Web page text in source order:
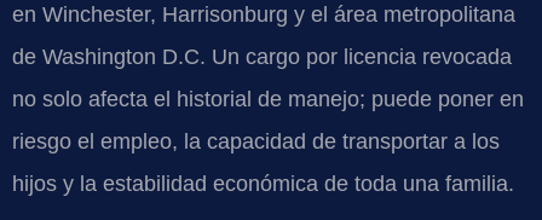
en Winchester, Harrisonburg y el área metropolitana
de Washington D.C. Un cargo por licencia revocada
no solo afecta el historial de manejo; puede poner en
riesgo el empleo, la capacidad de transportar a los
hijos y la estabilidad económica de toda una familia.